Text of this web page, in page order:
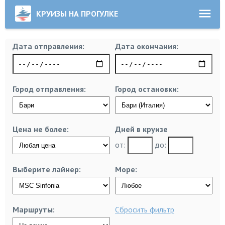
КРУИЗЫ НА ПРОГУЛКЕ
Дата отправления: Дата окончания:
Город отправления: Город остановки:
Цена не более:
Дней в круизе
от:
до:
Выберите лайнер: Море:
Маршруты: Сбросить фильтр